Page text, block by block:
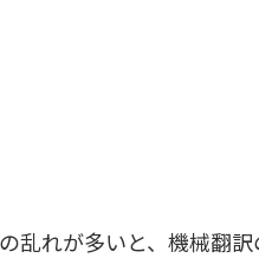
乱れが多いと、機械翻